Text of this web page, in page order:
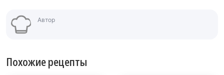
Автор
Похожие рецепты